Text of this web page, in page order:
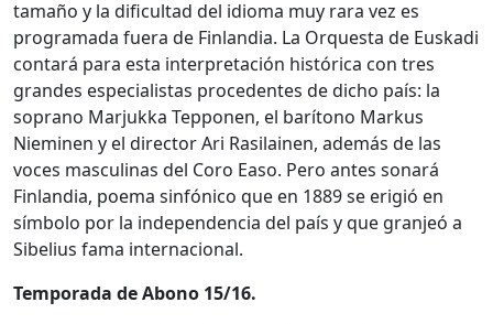
tamaño y la dificultad del idioma muy rara vez es
programada fuera de Finlandia. La Orquesta de Euskadi
contará para esta interpretación histórica con tres
grandes especialistas procedentes de dicho país: la
soprano Marjukka Tepponen, el barítono Markus
Nieminen y el director Ari Rasilainen, además de las
voces masculinas del Coro Easo. Pero antes sonará
Finlandia, poema sinfónico que en 1889 se erigió en
símbolo por la independencia del país y que granjeó a
Sibelius fama internacional.
Temporada de Abono 15/16.